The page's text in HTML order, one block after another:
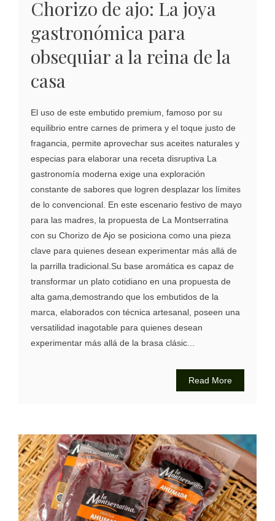
Chorizo de ajo: La joya
gastronómica para
obsequiar a la reina de la
casa
El uso de este embutido premium, famoso por su
equilibrio entre carnes de primera y el toque justo de
fragancia, permite aprovechar sus aceites naturales y
especias para elaborar una receta disruptiva La
gastronomía moderna exige una exploración
constante de sabores que logren desplazar los límites
de lo convencional. En este escenario festivo de mayo
para las madres, la propuesta de La Montserratina
con su Chorizo de Ajo se posiciona como una pieza
clave para quienes desean experimentar más allá de
la parrilla tradicional.Su base aromática es capaz de
transformar un plato cotidiano en una propuesta de
alta gama,demostrando que los embutidos de la
marca, elaborados con técnica artesanal, poseen una
versatilidad inagotable para quienes desean
experimentar más allá de la brasa clásic...
Read More